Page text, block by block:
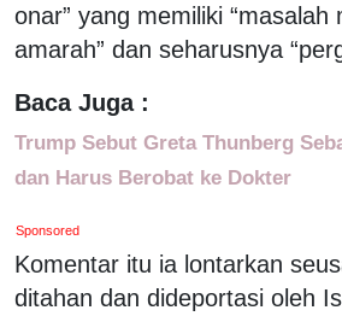
onar” yang memiliki “masalah
amarah” dan seharusnya
Baca Juga :
Trump Sebut Greta Thunberg
dan Harus Berobat ke Dokter
Sponsored
Komentar itu ia lontarkan
ditahan dan dideportasi oleh